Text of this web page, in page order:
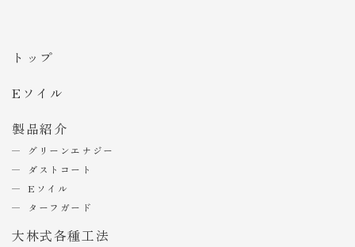
トップ
Eソイル
製品紹介
グリーンエナジー
ダストコート
Eソイル
ターフガード
大林式各種工法